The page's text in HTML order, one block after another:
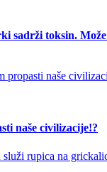
sadrži toksin.
naše civilizacije!?